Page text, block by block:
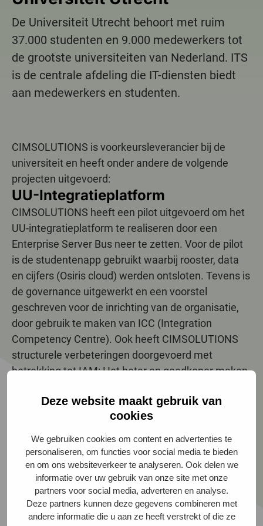
Deze website maakt gebruik van
cookies
We gebruiken cookies om content en advertenties te
personaliseren, om functies voor social media te bieden
en om ons websiteverkeer te analyseren. Ook delen we
informatie over uw gebruik van onze site met onze
partners voor social media, adverteren en analyse.
Deze partners kunnen deze gegevens combineren met
andere informatie die u aan ze heeft verstrekt of die ze
De Universiteit Utrecht behoort met ruim
37.000 studenten en 9.000 medewerkers tot
de grootste universiteiten van Nederland. ITS
is de centrale afdeling die IT-diensten biedt
aan medewerkers en studenten.
CIMSOLUTIONS is voorkeursleverancier bij de
universiteit en heeft onder andere de volgende
projecten uitgevoerd:
UU-Integratieplatform
CIMSOLUTIONS heeft een pilot uitgevoerd om het
UU-integratieplatform te realiseren door een
Enterprise Server Bus neer te zetten. Voor de pilot
is de studentenapp gebruikt waarbij rooster, data
en cijfers (Osiris cloud) werden ontsloten. Tevens is
de governance uitgewerkt en een voorstel
geschreven voor de inrichting van de organisatie,
door gebruik te maken van ICC (Integration
Competency Centre). Ook heeft CIMSOLUTIONS
structurele verbeteringen doorgevoerd met
betrekking tot IAM: Het beter en goedkoper maken
voldoen aan de AVG, de reductie van al het
maatwerk en de verbetering van de governance.
Met de pilot is een grote stap voorwaarts gezet om
het integratieplatform in te richten. Dit
heeft uiteindelijk geresulteerd in het doorvoeren
van deze oplossing voor alle faculteiten.
Doorvoeren Agile werkwijze voor
het Research Datamanagement